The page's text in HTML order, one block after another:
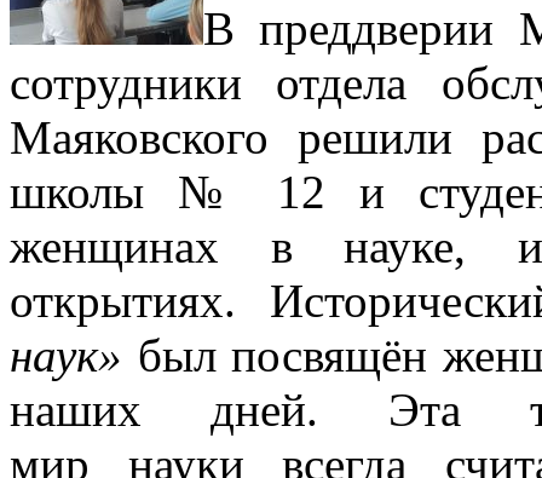
В преддверии
сотрудники отдела
Маяковского решили
школы № 12 и
женщинах в науке,
открытиях.
наук» был посвящён
наших дней. Эта
мир науки всегда